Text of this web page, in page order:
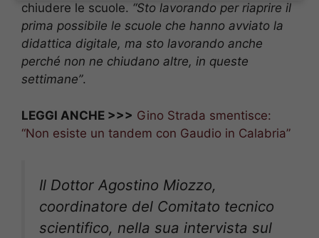
chiudere le scuole. “Sto lavorando per riaprire il
prima possibile le scuole che hanno avviato la
didattica digitale, ma sto lavorando anche
perché non ne chiudano altre, in queste
settimane”.
LEGGI ANCHE >>> Gino Strada smentisce:
“Non esiste un tandem con Gaudio in Calabria”
Il Dottor Agostino Miozzo,
coordinatore del Comitato tecnico
scientifico, nella sua intervista sul